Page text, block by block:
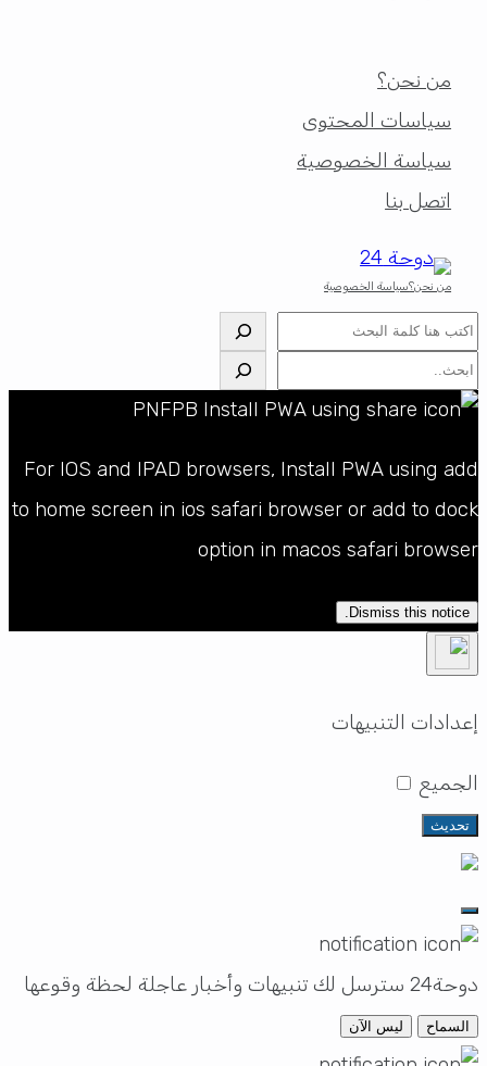
من نحن؟
سياسات المحتوى
سياسة الخصوصية
اتصل بنا
من نحن؟سياسة الخصوصية
البحث
البحث
For IOS and IPAD browsers, Install PWA using add
to home screen in ios safari browser or add to dock
option in macos safari browser
Dismiss this notice.
إعدادات التنبيهات
الجميع
تحديث
دوحة24 سترسل لك تنبيهات وأخبار عاجلة لحظة وقوعها
السماح ليس الآن